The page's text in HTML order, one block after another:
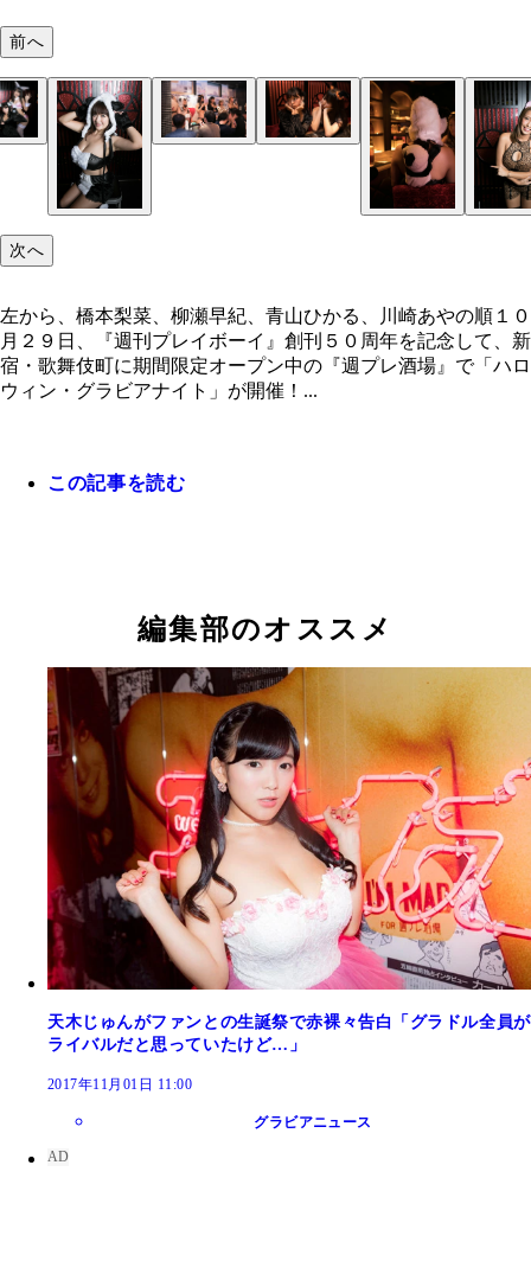
左から、橋本梨菜、柳瀬早紀、青山ひかる、川崎
順
前へ
次へ
左から、橋本梨菜、柳瀬早紀、青山ひかる、川崎あやの順１０
月２９日、『週刊プレイボーイ』創刊５０周年を記念して、新
宿・歌舞伎町に期間限定オープン中の『週プレ酒場』で「ハロ
ウィン・グラビアナイト」が開催！...
この記事を読む
編集部のオススメ
天木じゅんがファンとの生誕祭で赤裸々告白「グラドル全員が
ライバルだと思っていたけど…」
2017年11月01日 11:00
グラビアニュース